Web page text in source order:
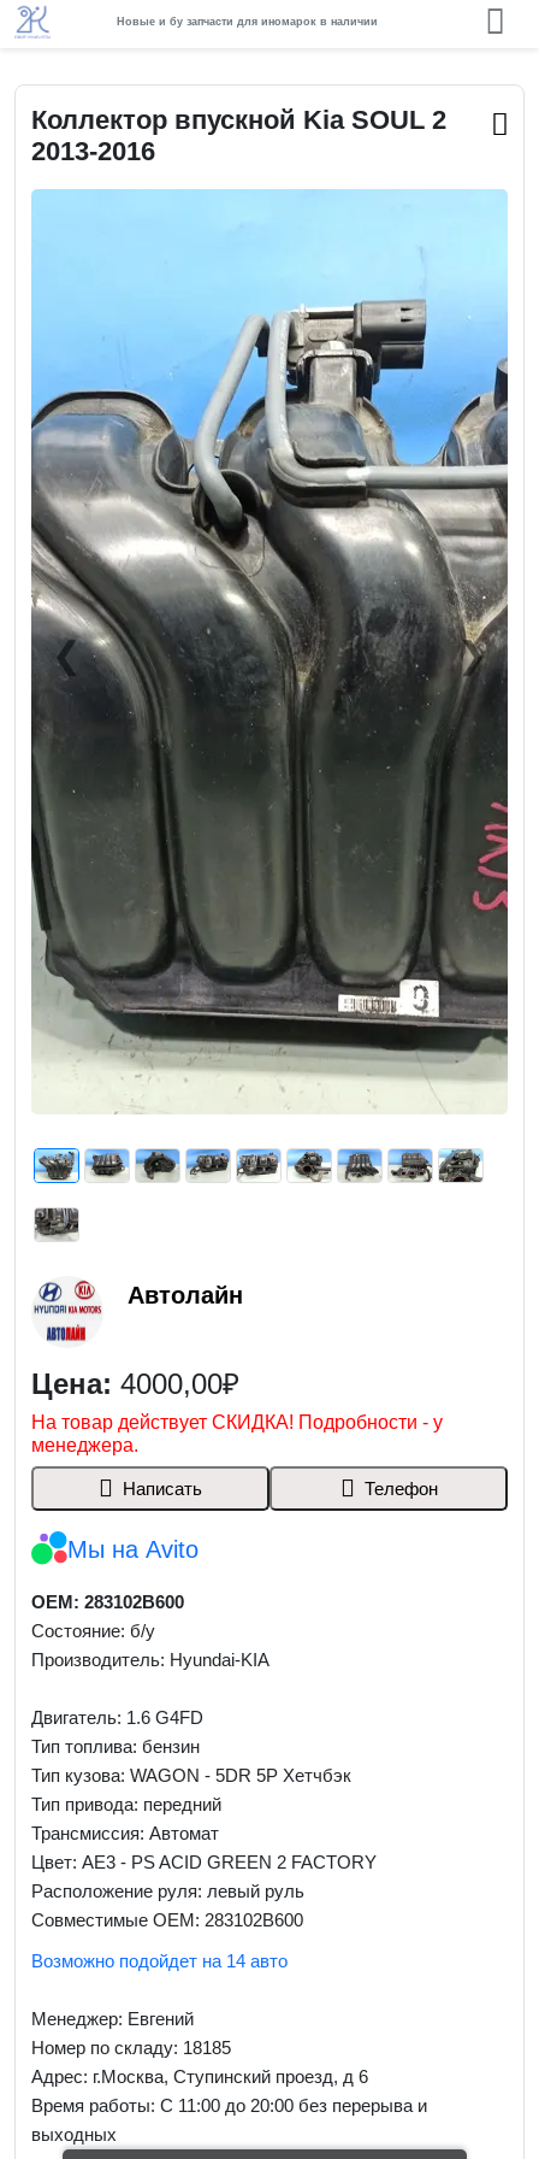
Новые и бу запчасти для иномарок в наличии
Коллектор впускной Kia SOUL 2
2013-2016
❮Previous ❯Next
Автолайн
Цена: 4000,00₽
На товар действует СКИДКА! Подробности - у
менеджера.
Написать Телефон
Мы на Avito
OEM: 283102B600
Состояние: б/у
Производитель: Hyundai-KIA
Двигатель: 1.6 G4FD
Тип топлива: бензин
Тип кузова: WAGON - 5DR 5P Хетчбэк
Тип привода: передний
Трансмиссия: Автомат
Цвет: AE3 - PS ACID GREEN 2 FACTORY
Расположение руля: левый руль
Совместимые OEM: 283102B600
Возможно подойдет на 14 авто
Менеджер: Евгений
Номер по складу: 18185
Адрес: г.Москва, Ступинский проезд, д 6
Время работы: С 11:00 до 20:00 без перерыва и
выходных